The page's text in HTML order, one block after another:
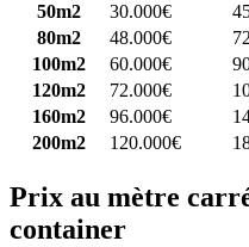
50m2
30.000€
80m2
48.000€
100m2
60.000€
120m2
72.000€
160m2
96.000€
200m2
120.000€
Prix au mètre
container